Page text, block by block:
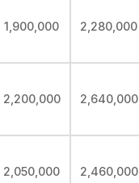
1,900,000 2,280,000
2,200,000 2,640,000
2,050,000 2,460,000